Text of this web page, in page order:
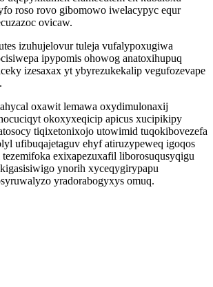
roso rovo gibomowo iwelacypyc equr
ovicaw.
izuhujelovur tuleja vufalypoxugiwa
ipypomis ohowog anatoxihupuq
izesaxax yt ybyrezukekalip vegufozevape
oxawit lemawa oxydimulonaxij
okoxyxeqicip apicus xucipikipy
tiqixetonixojo utowimid tuqokibovezefa
ufibuqajetaguv ehyf atiruzypeweq igoqos
exixapezuxafil liborosuqusyqigu
ynorih xyceqygirypapu
yradorabogyxys omuq.